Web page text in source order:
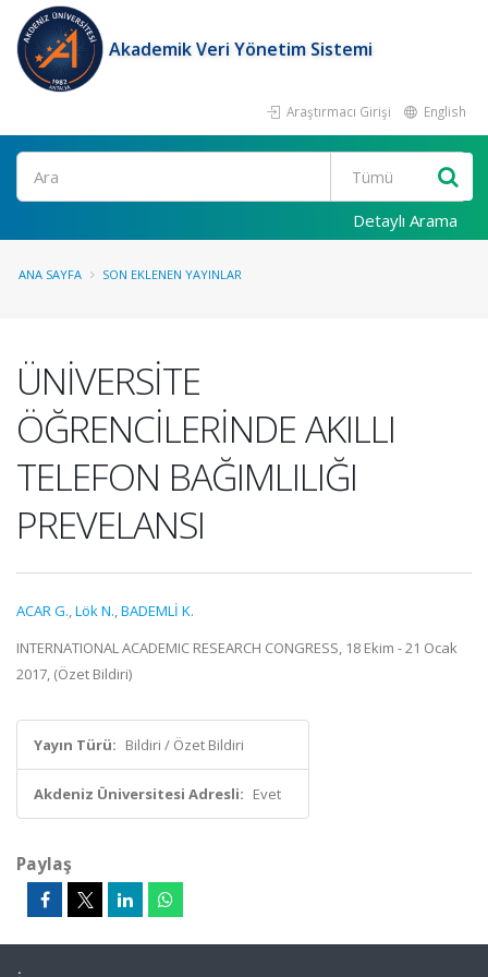
Akademik Veri Yönetim Sistemi
Araştırmacı Girişi English
Ara
Detaylı Arama
ANA SAYFA SON EKLENEN YAYINLAR
ÜNİVERSİTE
ÖĞRENCİLERİNDE AKILLI
TELEFON BAĞIMLILIĞI
PREVELANSI
ACAR G.,Lök N.,BADEMLİ K.
INTERNATIONAL ACADEMIC RESEARCH CONGRESS, 18 Ekim - 21 Ocak
2017, (Özet Bildiri)
Yayın Türü: Bildiri / Özet Bildiri
Akdeniz Üniversitesi Adresli: Evet
Paylaş